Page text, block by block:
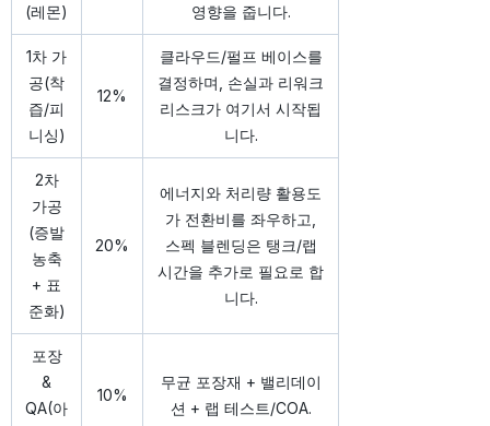
(레몬)
영향을 줍니다.
1차 가
공(착
즙/피
니싱)
12%
클라우드/펄프 베이스를
결정하며, 손실과 리워크
리스크가 여기서 시작됩
니다.
2차
가공
(증발
농축
+ 표
준화)
20%
에너지와 처리량 활용도
가 전환비를 좌우하고,
스펙 블렌딩은 탱크/랩
시간을 추가로 필요로 합
니다.
포장
&
QA(아
10%
무균 포장재 + 밸리데이
션 + 랩 테스트/COA.